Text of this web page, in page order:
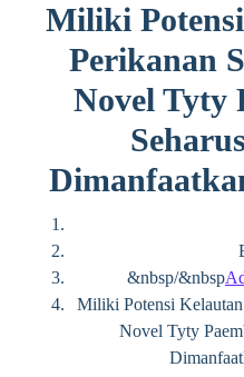
Miliki
Perikanan
Novel Tyty
&nbsp/&nbsp
Miliki Potensi
Novel Tyty